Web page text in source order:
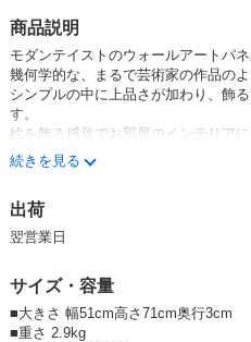
商品説明
モダンテイストのウォールアートパネ
幾何学的な、まるで芸術家の作品の
シンプルの中に上品さが加わり、飾
す。
絵を飾る感覚でお部屋のインテリア
重さも軽く、ピンで簡単に取り付け可
和・洋・モダン、どんなお部屋にも
＊釘、ピン等は付属しておりません
い求め下さい。
人気商品！再入荷致しました！
byXIsxHVqLY
続きを見る
出荷
翌営業日
サイズ・容量
■大きさ 幅51cm高さ71cm奥行3cm
■重さ 2.9kg